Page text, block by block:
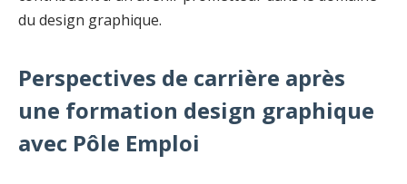
du design graphique.
Perspectives de carrière après
une formation design graphique
avec Pôle Emploi